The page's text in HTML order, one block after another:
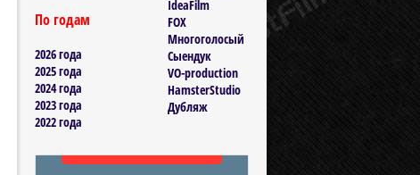
По годам
2026 года
2025 года
2024 года
2023 года
2022 года
IdeaFilm
FOX
Многоголосый
Сыендук
VO-production
HamsterStudio
Дубляж